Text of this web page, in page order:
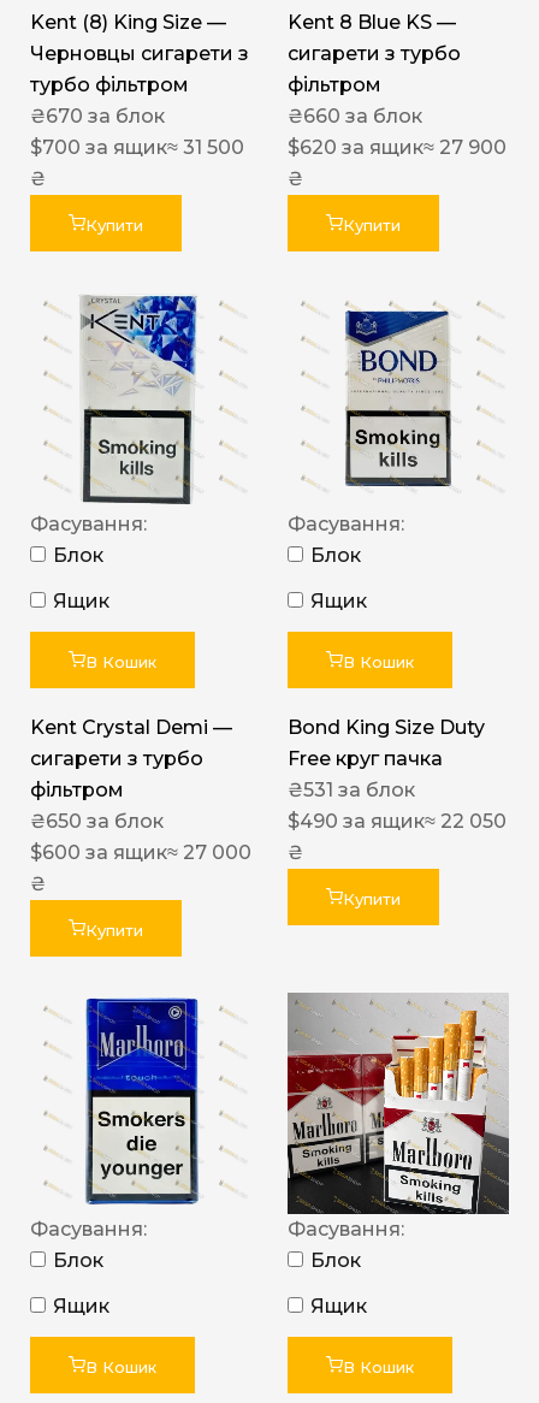
Kent (8) King Size —
Черновцы сигарети з
турбо фільтром
₴670 за блок
$700 за ящик≈ 31 500
₴
Купити
Kent 8 Blue KS —
сигарети з турбо
фільтром
₴660 за блок
$620 за ящик≈ 27 900
₴
Купити
Фасування:
Блок
Ящик
В Кошик
Kent Crystal Demi —
сигарети з турбо
фільтром
₴650 за блок
$600 за ящик≈ 27 000
₴
Купити
Фасування:
Блок
Ящик
В Кошик
Bond King Size Duty
Free круг пачка
₴531 за блок
$490 за ящик≈ 22 050
₴
Купити
Фасування:
Блок
Ящик
В Кошик
Фасування:
Блок
Ящик
В Кошик